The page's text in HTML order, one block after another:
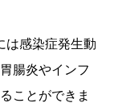
は感染症発生動
腸炎やインフ
ことができま